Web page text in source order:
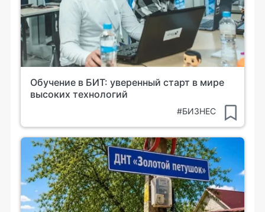
Обучение в БИТ: уверенный старт в мире
высоких технологий
#БИЗНЕС